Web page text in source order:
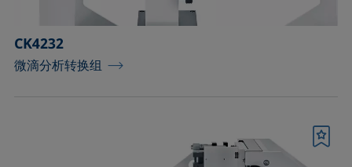
CK4232
微滴分析转换组
书签